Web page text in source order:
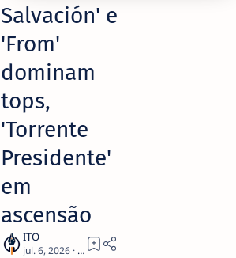
Salvación' e
'From'
dominam
tops,
'Torrente
Presidente'
em
ascensão
2